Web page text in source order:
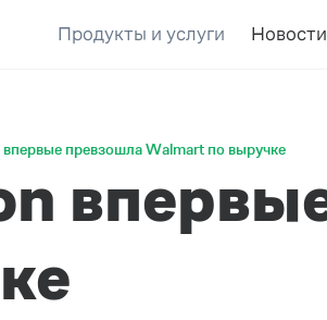
Продукты и услуги
превзошла Walmart по выручке